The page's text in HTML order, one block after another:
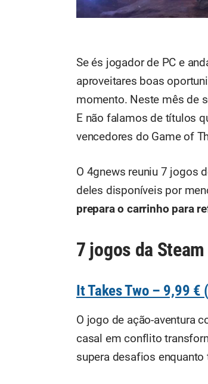
Se és jogador de PC e
aproveitares boas
momento. Neste mês de
E não falamos de títulos
vencedores do Game of
O 4gnews reuniu 7 jogos
deles disponíveis por
prepara o carrinho para
7 jogos da
It Takes Two – 9,99 €
O jogo de ação-aventura
casal em conflito
supera desafios